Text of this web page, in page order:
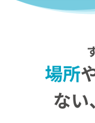
場所
ない